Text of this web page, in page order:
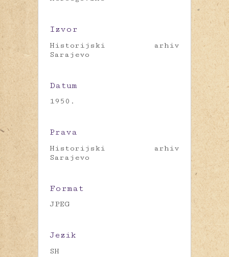
Izvor
Historijski arhiv
Sarajevo
Datum
1950.
Prava
Historijski arhiv
Sarajevo
Format
JPEG
Jezik
SH